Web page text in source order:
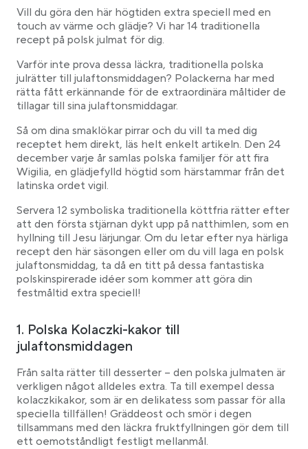
(Buraczki)
3. Polsk borsjtj
4. Pierogi med blåbär
5. Svampsoppa på polska julafton
6. Mormors Golumpki – fylld polsk kål
7. Pierogi med surkål och svamp
8. Polsk potatissallad – Sałatka Kartofli
9. Sernik – polsk ostkaka
10. Polsk fisksoppa -Zupa Rybna
11. Polsk jägargryta som polsk julmat
12. Judisk karp – Karp po ydowsku
13. Dumplings med surkål och vilda svampar: Pierogi
z Kapust Grzybami
14. Bräserad surkål med vita bönor – Kapusta z
Fasol
Fyra besvarade frågor bara för dig:
Vad äter polackerna på julafton?
Vad är en traditionell polsk måltid på julafton?
Vad äter polackerna på julen?
Vill du göra den här högtiden extra speciell med en
touch av värme och glädje? Vi har 14 traditionella
recept på polsk julmat för dig.
Varför inte prova dessa läckra, traditionella polska
julrätter till julaftonsmiddagen? Polackerna har med
rätta fått erkännande för de extraordinära måltider de
tillagar till sina julaftonsmiddagar.
Så om dina smaklökar pirrar och du vill ta med dig
receptet hem direkt, läs helt enkelt artikeln. Den 24
december varje år samlas polska familjer för att fira
Wigilia, en glädjefylld högtid som härstammar från det
latinska ordet vigil.
Servera 12 symboliska traditionella köttfria rätter efter
att den första stjärnan dykt upp på natthimlen, som en
hyllning till Jesu lärjungar. Om du letar efter nya härliga
recept den här säsongen eller om du vill laga en polsk
julaftonsmiddag, ta då en titt på dessa fantastiska
polskinspirerade idéer som kommer att göra din
festmåltid extra speciell!
1. Polska Kolaczki-kakor till
julaftonsmiddagen
Från salta rätter till desserter – den polska julmaten är
verkligen något alldeles extra. Ta till exempel dessa
kolaczkikakor, som är en delikatess som passar för alla
speciella tillfällen! Gräddeost och smör i degen
tillsammans med den läckra fruktfyllningen gör dem till
ett oemotståndligt festligt mellanmål.